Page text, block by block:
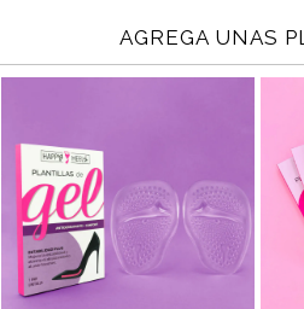
AGREGA UNAS